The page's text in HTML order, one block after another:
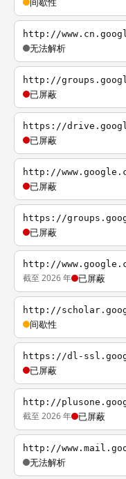
http://
无法解析
http://
已屏蔽
https://
已屏蔽
http://
已屏蔽
https://
已屏蔽
http://
截至 2026 年 已屏蔽
http://
间歇性
https://dl-
已屏蔽
http://
截至 2026 年 已屏蔽
http://
无法解析